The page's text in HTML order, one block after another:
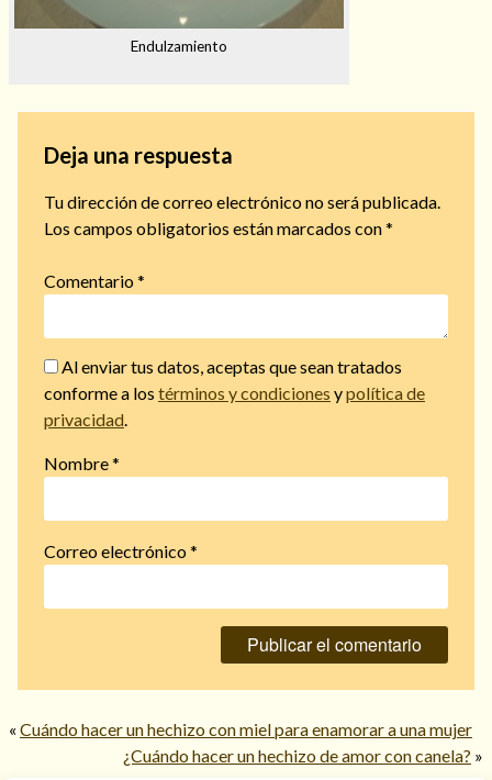
Endulzamiento
Deja una respuesta
Tu dirección de correo electrónico no será publicada.
Los campos obligatorios están marcados con*
Comentario*
Al enviar tus datos, aceptas que sean tratados
conforme a los términos y condiciones ypolítica de
privacidad.
Nombre*
Correo electrónico*
« Cuándo hacer un hechizo con miel para enamorar a una mujer
¿Cuándo hacer un hechizo de amor con canela? »